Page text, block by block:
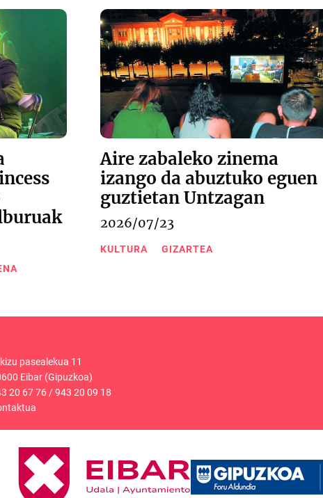
Aire zabaleko zinema
izango da abuztuko eguen
guztietan Untzagan
2026/07/23
KULTURA GIZARTEA
pasealekua 11
Eibar (Gipuzkoa)
20 67 76/943 20 09 18